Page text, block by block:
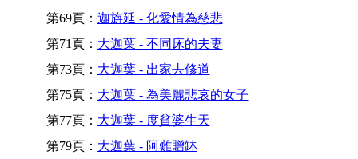
第69頁： 迦旃延 - 化愛情為慈悲
第71頁： 大迦葉 - 不同床的夫妻
第73頁： 大迦葉 - 出家去修道
第75頁： 大迦葉 - 為美麗悲哀的女子
第77頁： 大迦葉 - 度貧婆生天
第79頁： 大迦葉 - 阿難贈缽